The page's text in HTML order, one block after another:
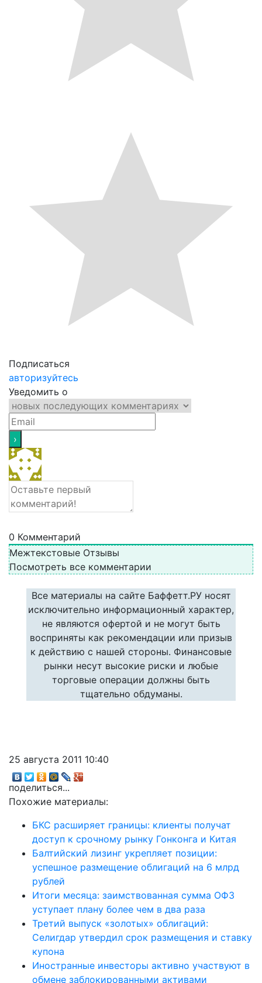
Подписаться
авторизуйтесь
Уведомить о
0 Комментарий
Межтекстовые Отзывы
Посмотреть все комментарии
Все материалы на сайте Баффетт.РУ носят
исключительно информационный характер,
не являются офертой и не могут быть
восприняты как рекомендации или призыв
к действию с нашей стороны. Финансовые
рынки несут высокие риски и любые
торговые операции должны быть
тщательно обдуманы.
25 августа 2011 10:40
поделиться...
Похожие материалы:
БКС расширяет границы: клиенты получат
доступ к срочному рынку Гонконга и Китая
Балтийский лизинг укрепляет позиции:
успешное размещение облигаций на 6 млрд
рублей
Итоги месяца: заимствованная сумма ОФЗ
уступает плану более чем в два раза
Третий выпуск «золотых» облигаций:
Селигдар утвердил срок размещения и ставку
купона
Иностранные инвесторы активно участвуют в
обмене заблокированными активами